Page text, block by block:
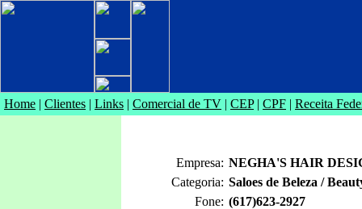
Home | Clientes | Links | Comercial de TV | CEP| CPF | Receita
Empresa: NEGHA'S HAIR
Categoria: Saloes de Beleza /
Fone: (617)623-2927